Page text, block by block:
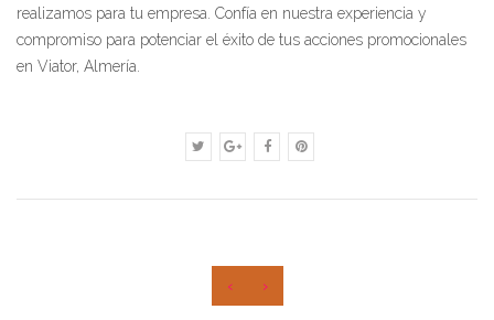
realizamos para tu empresa. Confía en nuestra experiencia y
compromiso para potenciar el éxito de tus acciones promocionales
en Viator, Almería.
‹ ›